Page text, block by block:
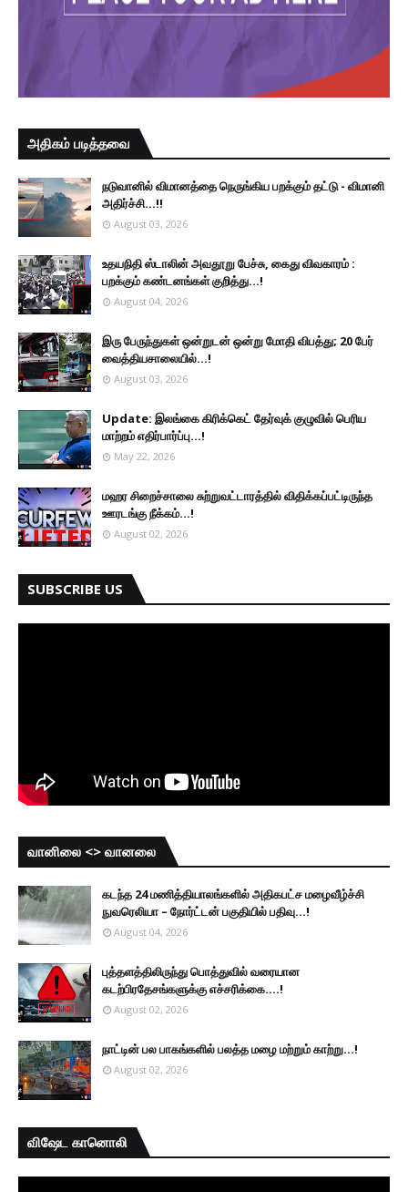
அதிகம் படித்தவை
நடுவானில் விமானத்தை நெருங்கிய பறக்கும் தட்டு - விமானி
அதிர்ச்சி...!!
August 03, 2026
உதயநிதி ஸ்டாலின் அவதூறு பேச்சு, கைது விவகாரம் :
பறக்கும் கண்டனங்கள் குறித்து...!
August 04, 2026
இரு ப‍ேருந்துகள் ஒன்றுடன் ஒன்று மோதி விபத்து; 20 பேர்
வைத்தியசாலையில்...!
August 03, 2026
Update: இலங்கை கிரிக்கெட் தேர்வுக் குழுவில் பெரிய
மாற்றம் எதிர்பார்ப்பு...!
May 22, 2026
மஹர சிறைச்சாலை சுற்றுவட்டாரத்தில் விதிக்கப்பட்டிருந்த
ஊரடங்கு நீக்கம்...!
August 02, 2026
SUBSCRIBE US
வானிலை <> வானலை
கடந்த 24 மணித்தியாலங்களில் அதிகபட்ச மழைவீழ்ச்சி
நுவரெலியா – நோர்ட்டன் பகுதியில் பதிவு...!
August 04, 2026
புத்தளத்திலிருந்து பொத்துவில் வரையான
கடற்பிரதேசங்களுக்கு எச்சரிக்கை....!
August 02, 2026
நாட்டின் பல பாகங்களில் பலத்த மழை மற்றும் காற்று...!
August 02, 2026
விஷேட கானொலி